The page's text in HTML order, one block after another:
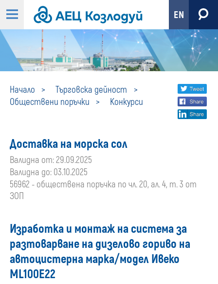
EN
Начало
Търговска дейност
Обществени поръчки
Конкурси
Конкурси
Share
social
Доставка на морска сол
Валидна от: 29.09.2025
Валидна до: 03.10.2025
56962 - обществена поръчка по чл. 20, ал. 4, т. 3 от
ЗОП
Изработка и монтаж на система за
разтоварване на дизелово гориво на
автоцистерна марка/модел Ивеко
ML100E22